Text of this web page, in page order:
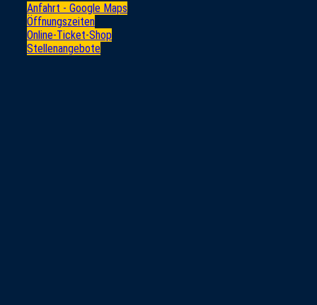
Anfahrt - Google Maps
Öffnungszeiten
Online-Ticket-Shop
Stellenangebote